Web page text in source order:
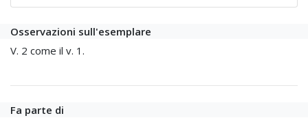
Osservazioni sull'esemplare
V. 2 come il v. 1.
Fa parte di